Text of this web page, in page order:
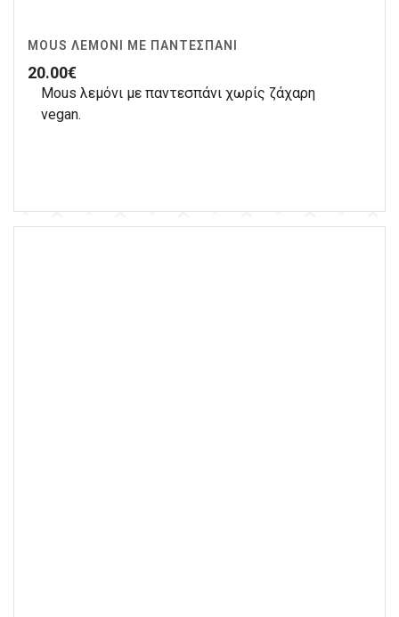
MOUS ΛΕΜΌΝΙ ΜΕ ΠΑΝΤΕΣΠΆΝΙ
20.00€
Mous λεμόνι με παντεσπάνι χωρίς ζάχαρη
vegan.